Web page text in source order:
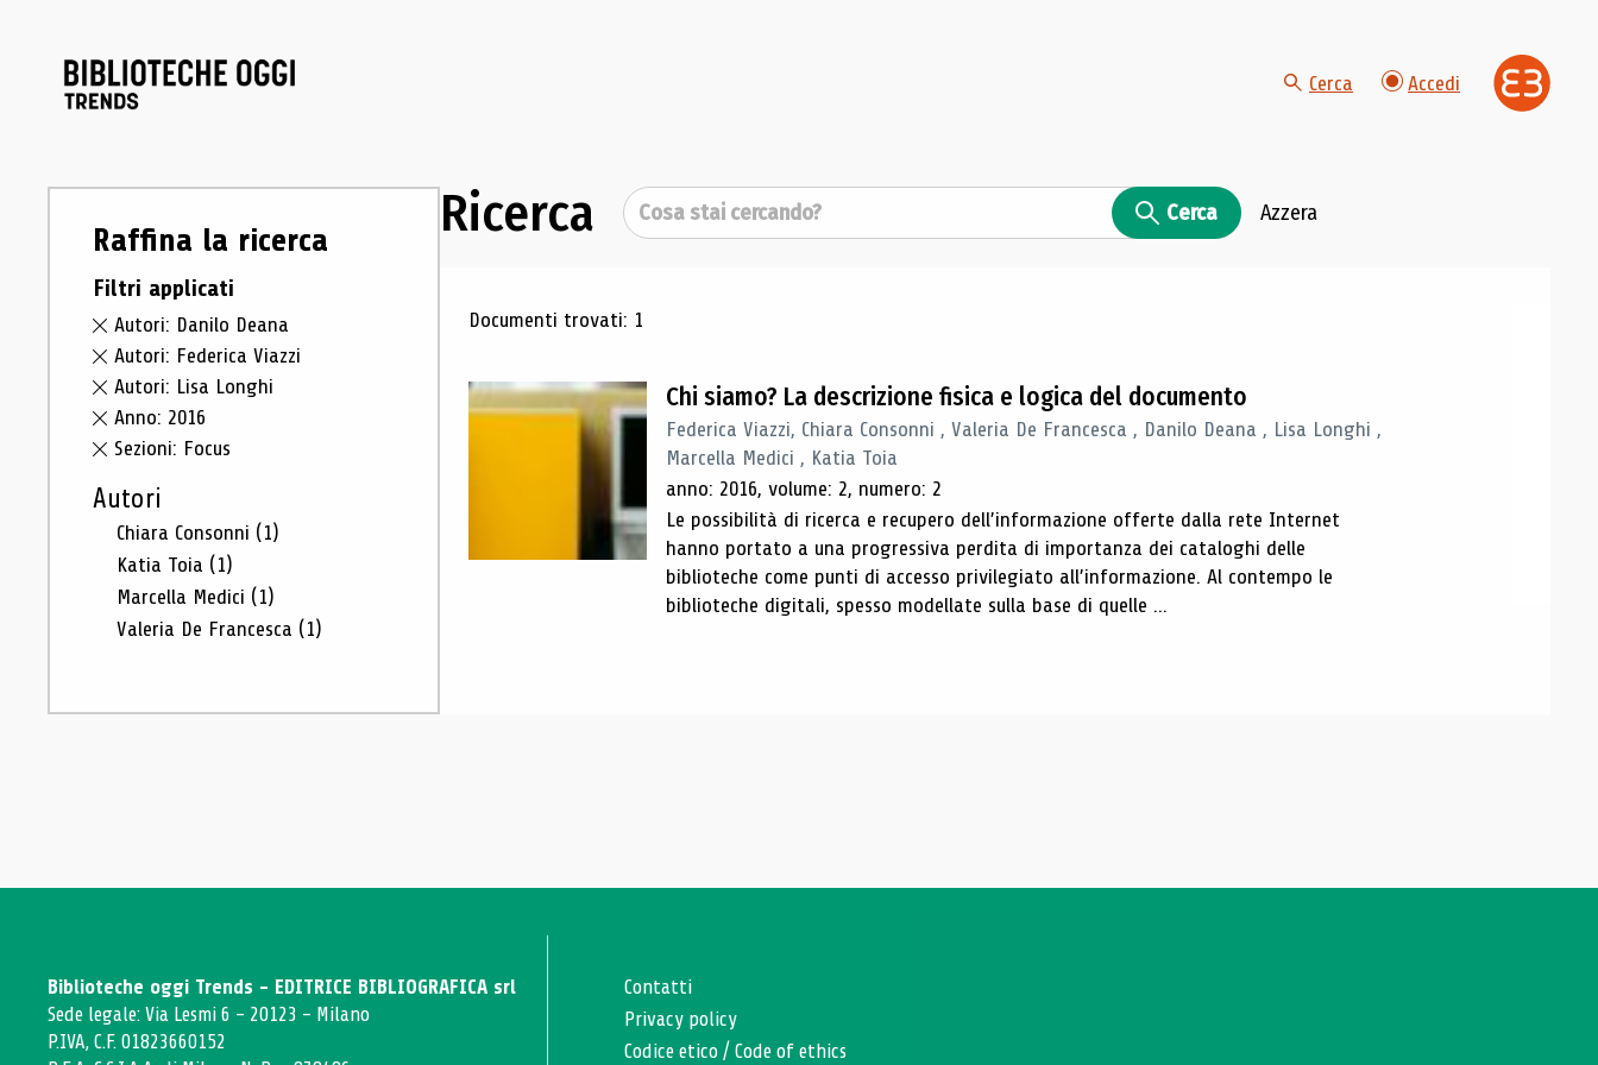
Cerca Accedi
Raffina la ricerca
Filtri applicati
Autori: Danilo Deana
Autori: Federica Viazzi
Autori: Lisa Longhi
Anno: 2016
Sezioni: Focus
Autori
Chiara Consonni (1)
Katia Toia (1)
Marcella Medici (1)
Valeria De Francesca (1)
Ricerca Cerca Cerca Azzera
Risultati di ricerca
Documenti trovati: 1
Chi siamo? La descrizione fisica e logica del documento
Federica Viazzi, Chiara Consonni , Valeria De Francesca , Danilo Deana , Lisa Longhi ,
Marcella Medici , Katia Toia
anno: 2016, volume: 2, numero: 2
Le possibilità di ricerca e recupero dell’informazione offerte dalla rete Internet
hanno portato a una progressiva perdita di importanza dei cataloghi delle
biblioteche come punti di accesso privilegiato all’informazione. Al contempo le
biblioteche digitali, spesso modellate sulla base di quelle ...
Biblioteche oggi Trends - EDITRICE BIBLIOGRAFICA srl
Sede legale: Via Lesmi 6 - 20123 - Milano
P.IVA, C.F. 01823660152
Contatti
Privacy policy
Codice etico /Code of ethics